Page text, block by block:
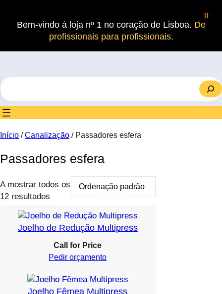
Bem-vindo à loja nº 1 no coração de Lisboa. De
profissionais para profissionais.
S
e
a
r
h
Início /Canalização / Passadores esfera
Passadores esfera
A mostrar todos os
12 resultados
Joelho de Redução Multipress
Call for Price
Pedir orçamento
Joelho Fêmea Multipress